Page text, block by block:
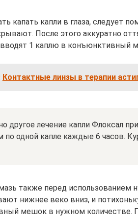
капать капли в глаза, следует
После этого аккуратно
1 каплю в конъюнктивный
Контактные линзы в терапии
другое лечение капли Флоксал
одной капле каждые 6 часов.
также перед использованием
нижнее веко вниз, и
мешок в нужном количестве.